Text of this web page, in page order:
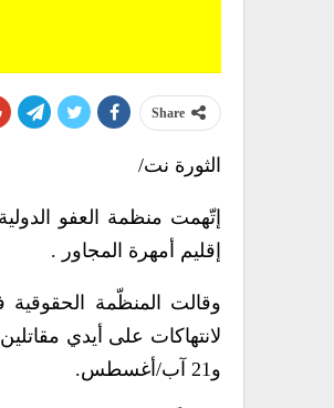
Share
الثورة نت/
إتّهمت منظمة العفو
إقليم أمهرة المجاور .
و21 آب/أغسطس.